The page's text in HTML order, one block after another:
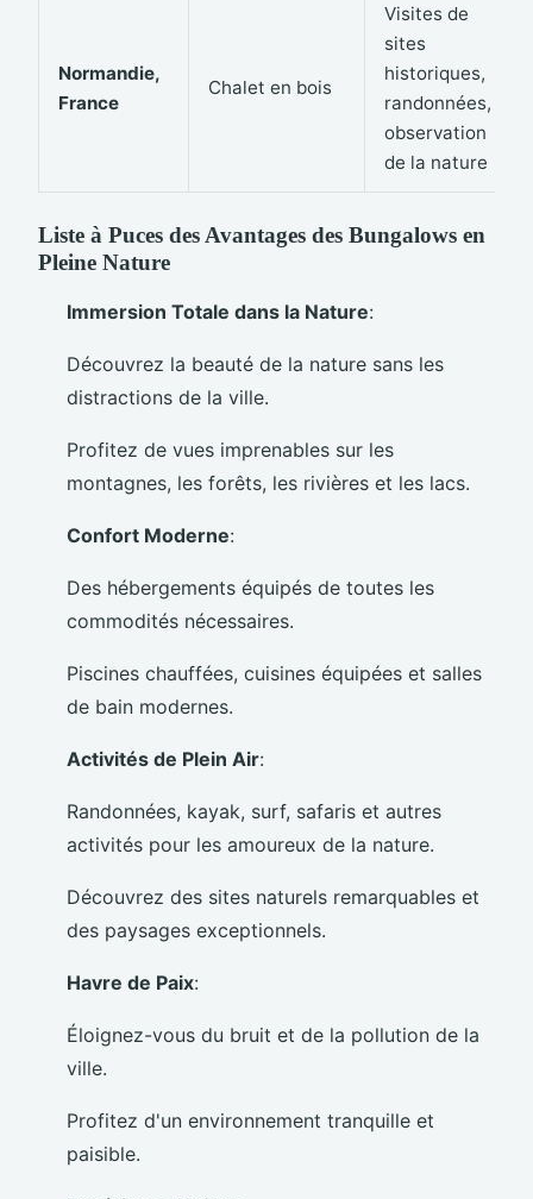
Normandie,
France
Chalet en bois
Visites de
sites
historiques,
randonnées,
observation
de la nature
Liste à Puces des Avantages des Bungalows en
Pleine Nature
Immersion Totale dans la Nature:
Découvrez la beauté de la nature sans les
distractions de la ville.
Profitez de vues imprenables sur les
montagnes, les forêts, les rivières et les lacs.
Confort Moderne:
Des hébergements équipés de toutes les
commodités nécessaires.
Piscines chauffées, cuisines équipées et salles
de bain modernes.
Activités de Plein Air:
Randonnées, kayak, surf, safaris et autres
activités pour les amoureux de la nature.
Découvrez des sites naturels remarquables et
des paysages exceptionnels.
Havre de Paix:
Éloignez-vous du bruit et de la pollution de la
ville.
Profitez d'un environnement tranquille et
paisible.